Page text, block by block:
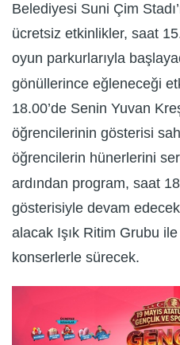
Belediyesi Suni Çim
ücretsiz etkinlikler, saat
oyun parkurlarıyla
gönüllerince eğleneceği
18.00’de Senin Yuvan
öğrencilerinin gösterisi
öğrencilerin hünerlerini
ardından program, saat
gösterisiyle devam
alacak Işık Ritim Grubu
konserlerle sürecek.